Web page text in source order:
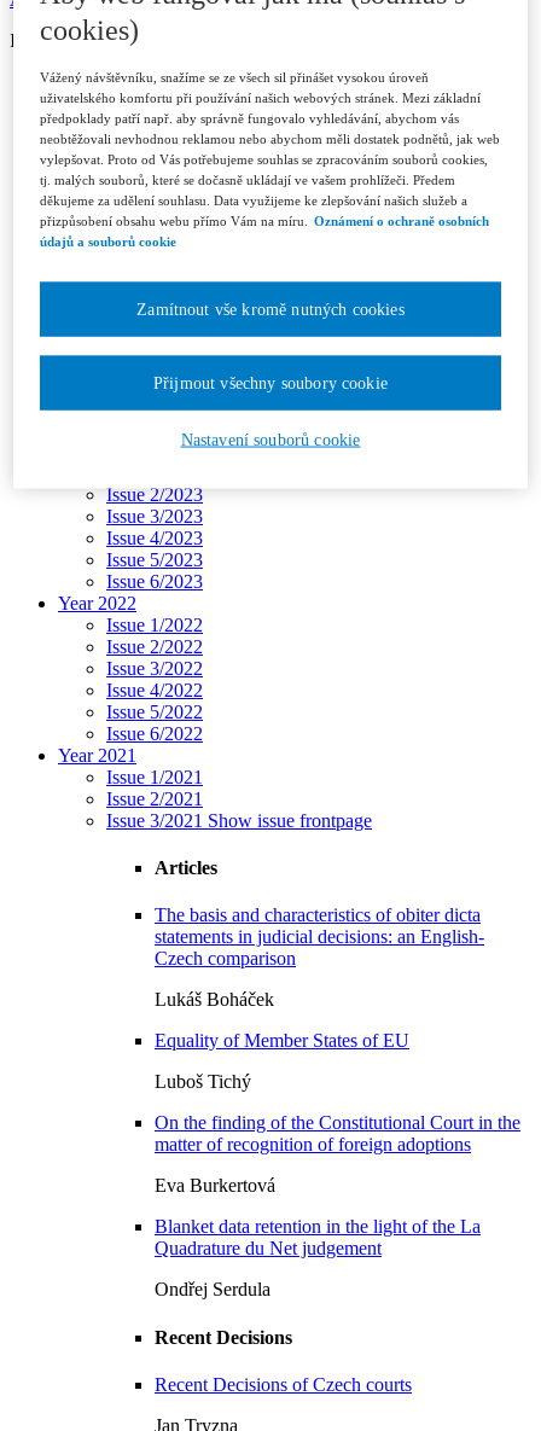
ISSN 1802-3843 (print)
Year 2026
Issue 1/2026
Issue 2/2026
Issue 3/2026
Year 2025
Issue 1/2025
Issue 2/2025
Issue 3/2025
Issue 6/2025
Issue 1/2024
Issue 2/2024
Issue 4/2024
Issue 5/2024
Issue 6/2024
Issue 2/2023
Issue 3/2023
Issue 4/2023
Issue 5/2023
Issue 6/2023
Year 2022
Issue 1/2022
Issue 2/2022
Issue 3/2022
Issue 4/2022
Issue 5/2022
Issue 6/2022
Year 2021
Issue 1/2021
Issue 2/2021
Issue 3/2021 Show issue frontpage
Articles
The basis and characteristics of obiter dicta
statements in judicial decisions: an English-
Czech comparison
Lukáš Boháček
Equality of Member States of EU
Luboš Tichý
On the finding of the Constitutional Court in the
matter of recognition of foreign adoptions
Eva Burkertová
Blanket data retention in the light of the La
Quadrature du Net judgement
Ondřej Serdula
Recent Decisions
Recent Decisions of Czech courts
Jan Tryzna
cookies)
Vážený návštěvníku, snažíme se ze všech sil přinášet vysokou úroveň
uživatelského komfortu při používání našich webových stránek. Mezi základní
předpoklady patří např. aby správně fungovalo vyhledávání, abychom vás
neobtěžovali nevhodnou reklamou nebo abychom měli dostatek podnětů, jak web
vylepšovat. Proto od Vás potřebujeme souhlas se zpracováním souborů cookies,
tj. malých souborů, které se dočasně ukládají ve vašem prohlížeči. Předem
děkujeme za udělení souhlasu. Data využijeme ke zlepšování našich služeb a
přizpůsobení obsahu webu přímo Vám na míru.
Oznámení o ochraně osobních
údajů a souborů cookie
Nastavení souborů cookie
Zamítnout vše kromě nutných cookies
Přijmout všechny soubory cookie